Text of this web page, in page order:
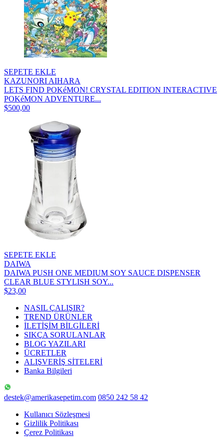
SEPETE EKLE
KAZUNORI AIHARA
LETS FIND POKéMON! CRYSTAL EDITION INTERACTIVE
POKéMON ADVENTURE...
$500,00
SEPETE EKLE
DAIWA
DAIWA PUSH ONE MEDIUM SOY SAUCE DISPENSER
CLEAR BLUE STYLISH SOY...
$23,00
NASIL ÇALIŞIR?
TREND ÜRÜNLER
İLETİŞİM BİLGİLERİ
SIKÇA SORULANLAR
BLOG YAZILARI
ÜCRETLER
ALIŞVERİŞ SİTELERİ
Banka Bilgileri
destek@amerikasepetim.com 0850 242 58 42
Kullanıcı Sözleşmesi
Gizlilik Politikası
Çerez Politikası